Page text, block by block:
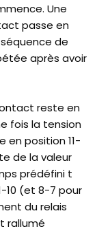
Une
passe en
séquence de
après avoir
reste en
fois la tension
en position 11-
de la valeur
prédéfini t
10 (et 8-7 pour
du relais
rallumé